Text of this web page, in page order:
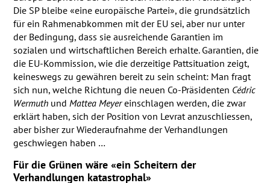
Die SP bleibe «eine europäische Partei», die grundsätzlich
für ein Rahmenabkommen mit der EU sei, aber nur unter
der Bedingung, dass sie ausreichende Garantien im
sozialen und wirtschaftlichen Bereich erhalte. Garantien, die
die EU-Kommission, wie die derzeitige Pattsituation zeigt,
keineswegs zu gewähren bereit zu sein scheint: Man fragt
sich nun, welche Richtung die neuen Co-Präsidenten Cédric
Wermuthund Mattea Meyereinschlagen werden, die zwar
erklärt haben, sich der Position von Levrat anzuschliessen,
aber bisher zur Wiederaufnahme der Verhandlungen
geschwiegen haben …
Für die Grünen wäre «ein Scheitern der
Verhandlungen katastrophal»